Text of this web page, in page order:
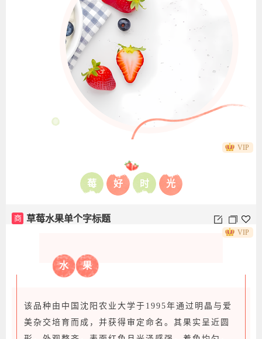
并列双图上下图文水果草莓
当寒冬的气息悄然来临
草莓却以其鲜艳的色彩和甜美的滋味
为这个季节增添了一抹温暖与活力
走进草莓园，映入眼帘的是一颗颗饱满丰硕、
它们掩映在绿叶白花间，果香浓郁，十分诱人
草莓圆图上下图文
莓 好 时 光
商 草莓水果单个字标题
VIP
VIP